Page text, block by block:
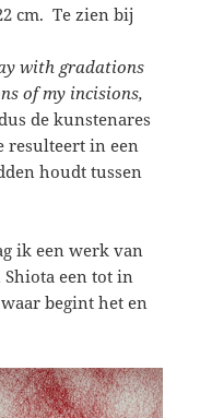
cm. Te zien bij
with gradations
of my incisions,
de kunstenares
resulteert in een
houdt tussen
ik een werk van
een tot in
begint het en